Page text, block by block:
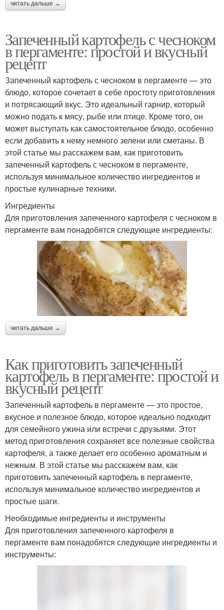
читать дальше →
Запеченный картофель с чесноком
в пергаменте: простой и вкусный
рецепт
Запеченный картофель с чесноком в пергаменте — это
блюдо, которое сочетает в себе простоту приготовления
и потрясающий вкус. Это идеальный гарнир, который
можно подать к мясу, рыбе или птице. Кроме того, он
может выступать как самостоятельное блюдо, особенно
если добавить к нему немного зелени или сметаны. В
этой статье мы расскажем вам, как приготовить
запеченный картофель с чесноком в пергаменте,
используя минимальное количество ингредиентов и
простые кулинарные техники.
Ингредиенты
Для приготовления запеченного картофеля с чесноком в
пергаменте вам понадобятся следующие ингредиенты:
читать дальше →
Как приготовить запеченный
картофель в пергаменте: простой и
вкусный рецепт
Запеченный картофель в пергаменте — это простое,
вкусное и полезное блюдо, которое идеально подходит
для семейного ужина или встречи с друзьями. Этот
метод приготовления сохраняет все полезные свойства
картофеля, а также делает его особенно ароматным и
нежным. В этой статье мы расскажем вам, как
приготовить запеченный картофель в пергаменте,
используя минимальное количество ингредиентов и
простые шаги.
Необходимые ингредиенты и инструменты
Для приготовления запеченного картофеля в
пергаменте вам понадобятся следующие ингредиенты и
инструменты: